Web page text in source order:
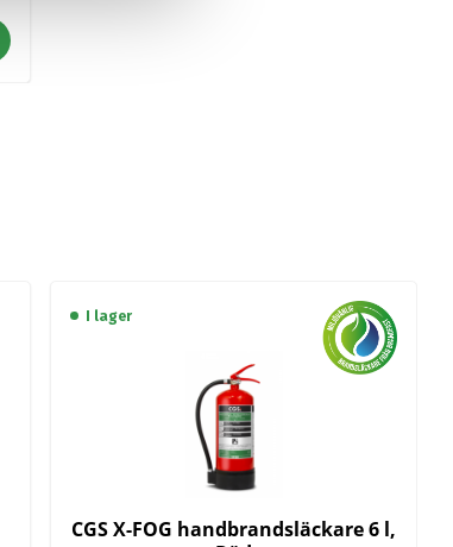
I lager
CGS X-FOG handbrandsläckare 6 l,